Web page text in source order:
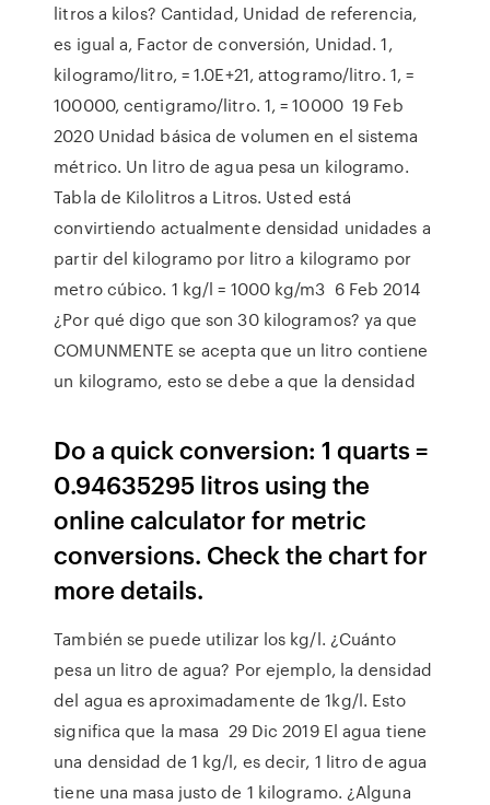
litros a kilos? Cantidad, Unidad de referencia,
es igual a, Factor de conversión, Unidad. 1,
kilogramo/litro, = 1.0E+21, attogramo/litro. 1, =
100000, centigramo/litro. 1, = 10000 19 Feb
2020 Unidad básica de volumen en el sistema
métrico. Un litro de agua pesa un kilogramo.
Tabla de Kilolitros a Litros. Usted está
convirtiendo actualmente densidad unidades a
partir del kilogramo por litro a kilogramo por
metro cúbico. 1 kg/l = 1000 kg/m3 6 Feb 2014
¿Por qué digo que son 30 kilogramos? ya que
COMUNMENTE se acepta que un litro contiene
un kilogramo, esto se debe a que la densidad
Do a quick conversion: 1 quarts =
0.94635295 litros using the
online calculator for metric
conversions. Check the chart for
more details.
También se puede utilizar los kg/l. ¿Cuánto
pesa un litro de agua? Por ejemplo, la densidad
del agua es aproximadamente de 1kg/l. Esto
significa que la masa 29 Dic 2019 El agua tiene
una densidad de 1 kg/l, es decir, 1 litro de agua
tiene una masa justo de 1 kilogramo. ¿Alguna